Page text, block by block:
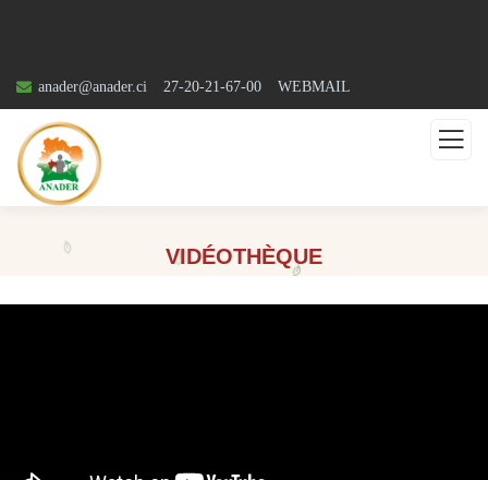
anader@anader.ci 27-20-21-67-00 WEBMAIL
VIDÉOTHÈQUE